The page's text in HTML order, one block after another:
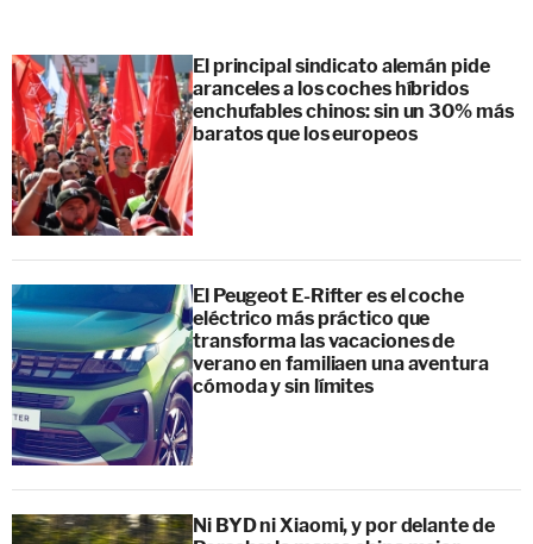
El principal sindicato alemán pide
aranceles a los coches híbridos
enchufables chinos: sin un 30% más
baratos que los europeos
El Peugeot E-Rifter es el coche
eléctrico más práctico que
transforma las vacaciones de
verano en familiaen una aventura
cómoda y sin límites
Ni BYD ni Xiaomi, y por delante de